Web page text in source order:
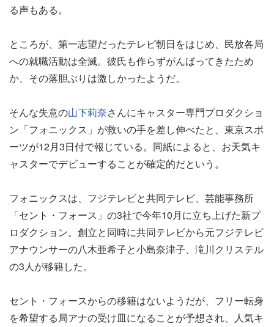
る声もある。
ところが、第一志望だったテレビ朝日をはじめ、民放各局
への就職活動は全滅。彼氏も作らずがんばってきたため
か、その落胆ぶりは激しかったようだ。
そんな失意の山下莉奈さんにキャスター専門プロダクショ
ン「フォニックス」が救いの手を差し伸べたと、東京スポ
ーツが12月3日付で報じている。同紙によると、お天気キ
ャスターでデビューすることが確定的だという。
フォニックスは、フジテレビと共同テレビ、芸能事務所
「セント・フォース」の3社で今年10月に立ち上げた新プ
ロダクション。創立と同時に共同テレビから元フジテレビ
アナウンサーの八木亜希子と小島奈津子、滝川クリステル
の3人が移籍した。
セント・フォースからの移籍はないようだが、フリー転身
を希望する局アナの受け皿になることが予想され、人気キ